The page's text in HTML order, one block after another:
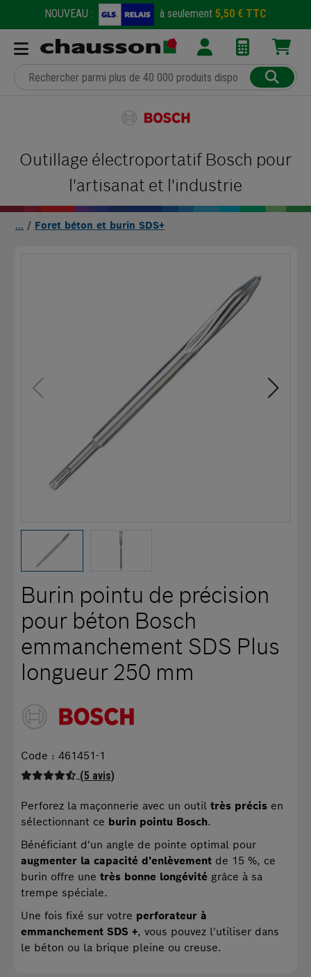
NOUVEAU : à seulement 5,50 € TTC
Outillage électroportatif Bosch pour
l'artisanat et l'industrie
Foret béton et burin SDS+
Burin pointu de précision
pour béton Bosch
emmanchement SDS Plus
longueur 250 mm
Code : 461451-1
(5 avis)
Perforez la maçonnerie avec un outil très précis en
sélectionnant ce burin pointu Bosch.
Bénéficiant d'un angle de pointe optimal pour
augmenter la capacité d'enlèvement de 15 %, ce
burin offre une très bonne longévité grâce à sa
trempe spéciale.
Une fois fixé sur votre perforateur à
emmanchement SDS +, vous pouvez l'utiliser dans
le béton ou la brique pleine ou creuse.